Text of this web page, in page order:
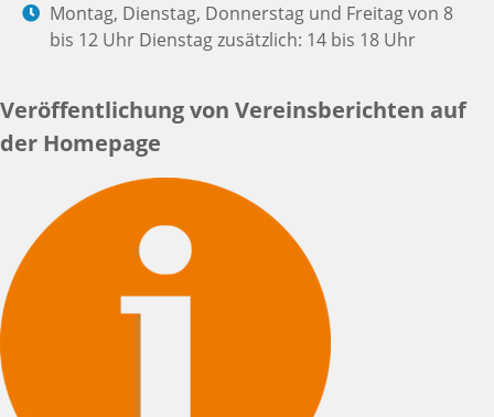
Montag, Dienstag, Donnerstag und Freitag von 8
bis 12 Uhr Dienstag zusätzlich: 14 bis 18 Uhr
Veröffentlichung von Vereinsberichten auf
der Homepage